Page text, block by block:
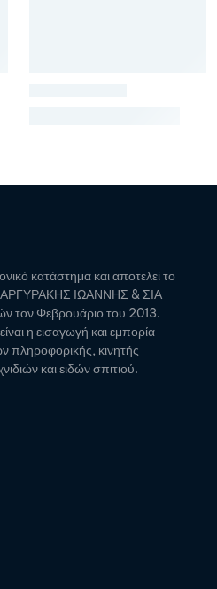
κατάστημα και αποτελεί το
ΑΡΓΥΡΑΚΗΣ ΙΩΑΝΝΗΣ & ΣΙΑ
τον Φεβρουάριο του 2013.
η εισαγωγή και εμπορία
πληροφορικής, κινητής
και ειδών σπιτιού.